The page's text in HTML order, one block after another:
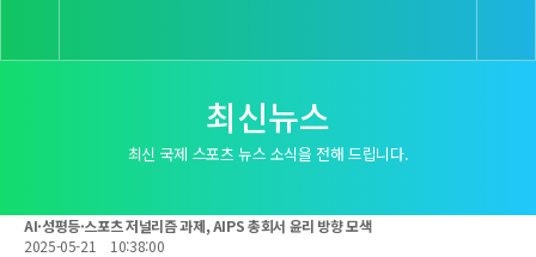
최신뉴스
최신 국제 스포츠 뉴스 소식을 전해 드립니다.
AI·성평등·스포츠 저널리즘 과제, AIPS 총회서 윤리 방향 모색
2025-05-21
10:38:00